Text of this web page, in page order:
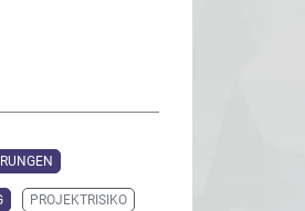
PROJEKTRISIKO